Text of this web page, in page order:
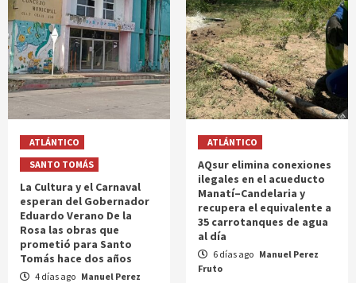
ATLÁNTICO
SANTO TOMÁS
La Cultura y el Carnaval
esperan del Gobernador
Eduardo Verano De la
Rosa las obras que
prometió para Santo
Tomás hace dos años
4 días ago Manuel Perez
ATLÁNTICO
AQsur elimina conexiones
ilegales en el acueducto
Manatí–Candelaria y
recupera el equivalente a
35 carrotanques de agua
al día
6 días ago Manuel Perez
Fruto